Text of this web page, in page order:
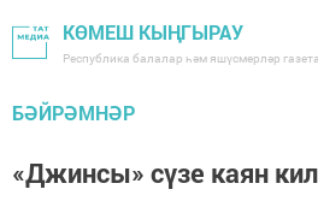
КӨМЕШ КЫҢГЫРАУ
Республика балалар һәм яшүсмерләр
БӘЙРӘМНӘР
«Джинсы» сүзе каян